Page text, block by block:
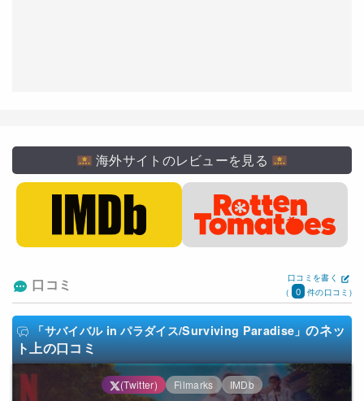
海外サイトのレビューを見る
口コミ
口コミを書く
(
0 件の口コミ)
「サバイバル in パラダイス/Surviving Paradise」のネッ
ト上の口コミ
(Twitter) Filmarks IMDb